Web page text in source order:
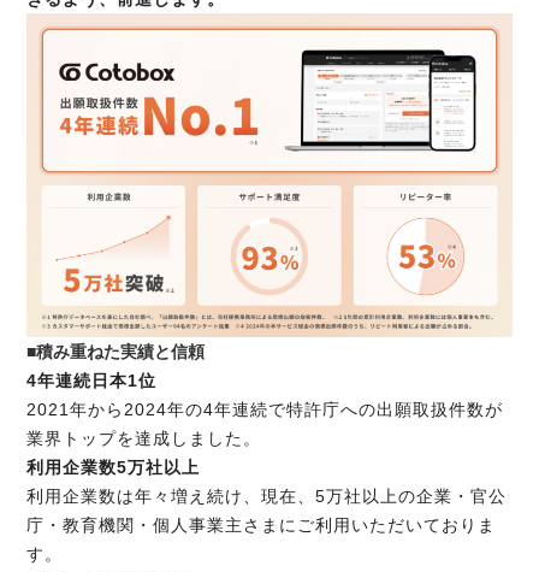
■積み重ねた実績と信頼
4年連続日本1位
2021年から2024年の4年連続で特許庁への出願取扱件数が
業界トップを達成しました。
利用企業数5万社以上
利用企業数は年々増え続け、現在、5万社以上の企業・官公
庁・教育機関・個人事業主さまにご利用いただいておりま
す。